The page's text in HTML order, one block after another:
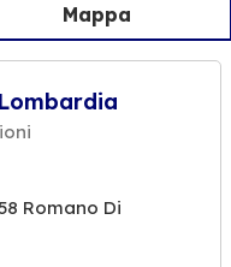
Mappa
Romano Di